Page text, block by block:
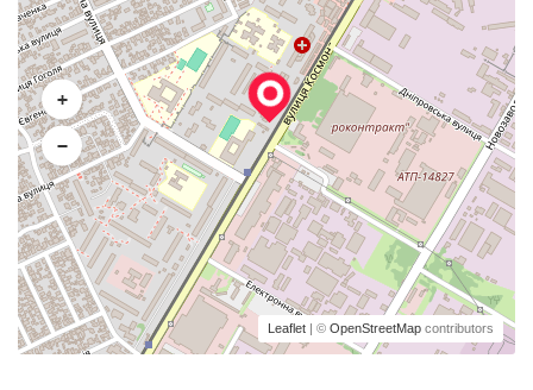
+
−
Leaflet | © OpenStreetMap contributors